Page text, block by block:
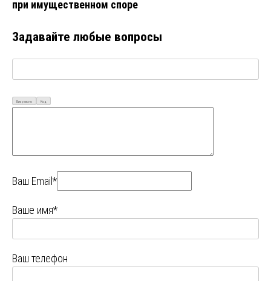
при имущественном споре
Задавайте любые вопросы
Визуально Код
Ваш Email*
Ваше имя*
Ваш телефон